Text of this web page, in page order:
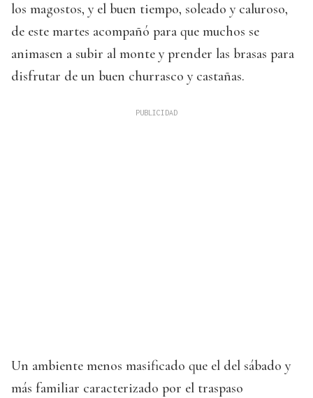
los magostos, y el buen tiempo, soleado y caluroso,
de este martes acompañó para que muchos se
animasen a subir al monte y prender las brasas para
disfrutar de un buen churrasco y castañas.
Un ambiente menos masificado que el del sábado y
más familiar caracterizado por el traspaso